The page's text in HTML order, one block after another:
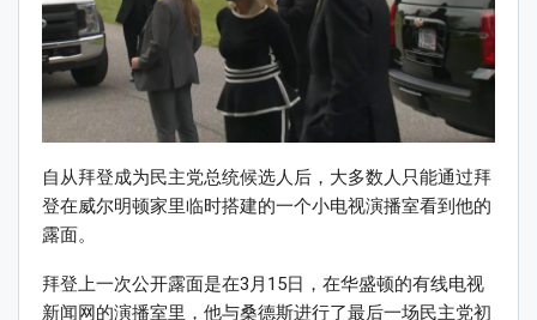
自从拜登成为民主党总统候选人后，大多数人只能通过拜
登在威尔明顿家里临时搭建的一个小电视演播室看到他的
露面。
拜登上一次公开露面是在3月15日，在华盛顿的有线电视
新闻网的演播室里，他与桑德斯进行了最后一场民主党初